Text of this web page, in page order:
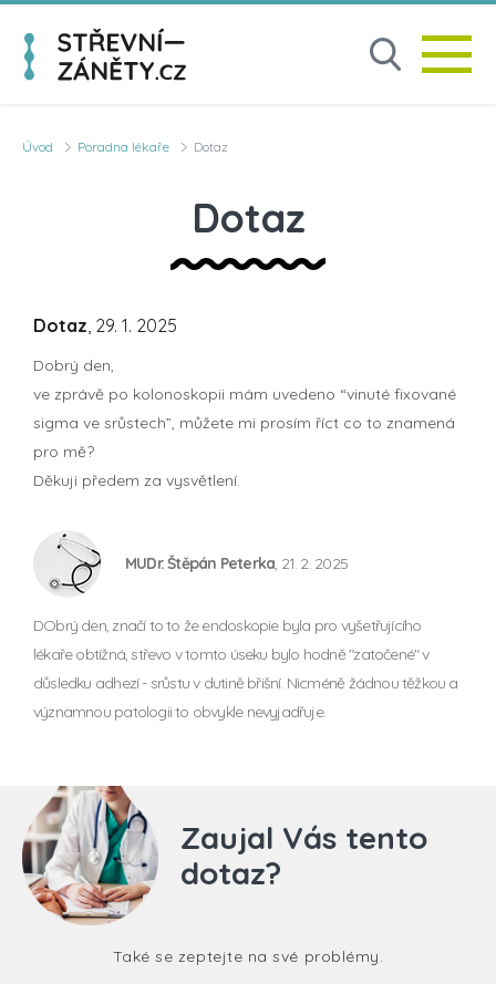
Úvod Poradna lékaře Dotaz
Dotaz
Dotaz, 29. 1. 2025
Dobrý den,
ve zprávě po kolonoskopii mám uvedeno “vinuté fixované
sigma ve srůstech”, můžete mi prosím říct co to znamená
pro mě?
Děkuji předem za vysvětlení.
MUDr. Štěpán Peterka, 21. 2. 2025
DObrý den, značí to to že endoskopie byla pro vyšetřujícího
lékaře obtížná, střevo v tomto úseku bylo hodně "zatočené" v
důsledku adhezí - srůstu v dutině břišní. Nicméně žádnou těžkou a
významnou patologii to obvykle nevyjadřuje.
Zaujal Vás tento
dotaz?
Také se zeptejte na své problémy.